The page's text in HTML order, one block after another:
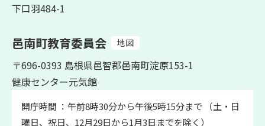
下口羽484-1
邑南町教育委員会 地図
〒696-0393 島根県邑智郡邑南町淀原153-1
健康センター元気館
開庁時間 ：午前8時30分から午後5時15分まで （土・日
曜日、祝日、12月29日から1月3日までを除く）